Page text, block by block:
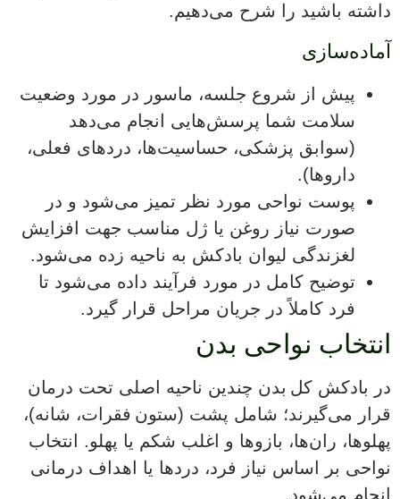
داشته باشید را شرح می‌دهیم.
آماده‌سازی
پیش از شروع جلسه، ماسور در مورد وضعیت
سلامت شما پرسش‌هایی انجام می‌دهد
(سوابق پزشکی، حساسیت‌ها، دردهای فعلی،
داروها).
پوست نواحی مورد نظر تمیز می‌شود و در
صورت نیاز روغن یا ژل مناسب جهت افزایش
لغزندگی لیوان بادکش به ناحیه زده می‌شود.
توضیح کامل در مورد فرآیند داده می‌شود تا
فرد کاملاً در جریان مراحل قرار گیرد.
انتخاب نواحی بدن
در بادکش کل بدن چندین ناحیه اصلی تحت درمان
قرار می‌گیرند؛ شامل پشت (ستون فقرات، شانه)،
پهلوها، ران‌ها، بازوها و اغلب شکم یا پهلو. انتخاب
نواحی بر اساس نیاز فرد، دردها یا اهداف درمانی
انجام می‌شود.